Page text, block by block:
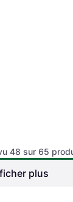
Apple
iOS
48 sur 65
plus